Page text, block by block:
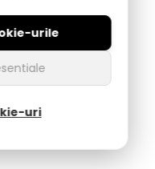
urile
uri